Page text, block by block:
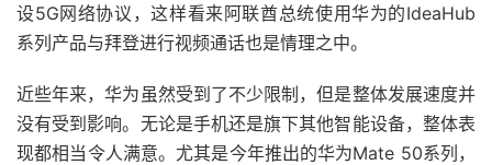
设5G网络协议，这样看来阿联酋总统使用华为的IdeaHub
系列产品与拜登进行视频通话也是情理之中。
近些年来，华为虽然受到了不少限制，但是整体发展速度并
没有受到影响。无论是手机还是旗下其他智能设备，整体表
现都相当令人满意。尤其是今年推出的华为Mate 50系列，